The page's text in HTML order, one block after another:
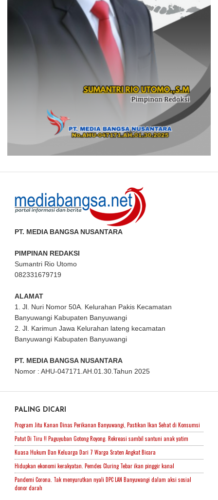
PT. MEDIA BANGSA NUSANTARA
PIMPINAN REDAKSI
Sumantri Rio Utomo
082331679719
ALAMAT
1. Jl. Nuri Nomor 50A. Kelurahan Pakis Kecamatan
Banyuwangi Kabupaten Banyuwangi
2. Jl. Karimun Jawa Kelurahan lateng kecamatan
Banyuwangi Kabupaten Banyuwangi
PT. MEDIA BANGSA NUSANTARA
Nomor : AHU-047171.AH.01.30.Tahun 2025
PALING DICARI
Program Jitu Kanan Dinas Perikanan Banyuwangi, Pastikan Ikan Sehat di Konsumsi
Patut Di Tiru !! Paguyuban Gotong Royong. Rekreasi sambil santuni anak yatim
Kuasa Hukum Dan Keluarga Dari 7 Warga Sraten Angkat Bicara
Hidupkan ekonomi kerakyatan. Pemdes Cluring Tebar ikan pinggir kanal
Pandemi Corona. Tak menyurutkan nyali DPC LAN Banyuwangi dalam aksi sosial
donor darah